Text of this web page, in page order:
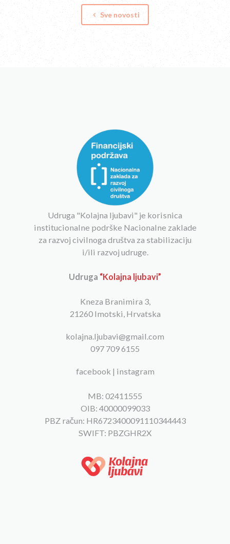
keyboard_arrow_left Sve novosti
Udruga "Kolajna ljubavi" je korisnica
institucionalne podrške Nacionalne zaklade
za razvoj civilnoga društva za stabilizaciju
i/ili razvoj udruge.
Udruga “Kolajna ljubavi”
Kneza Branimira 3,
21260 Imotski, Hrvatska
kolajna.ljubavi@gmail.com
097 709 6155
facebook | instagram
MB: 02411555
OIB: 40000099033
PBZ račun: HR6723400091110344443
SWIFT: PBZGHR2X